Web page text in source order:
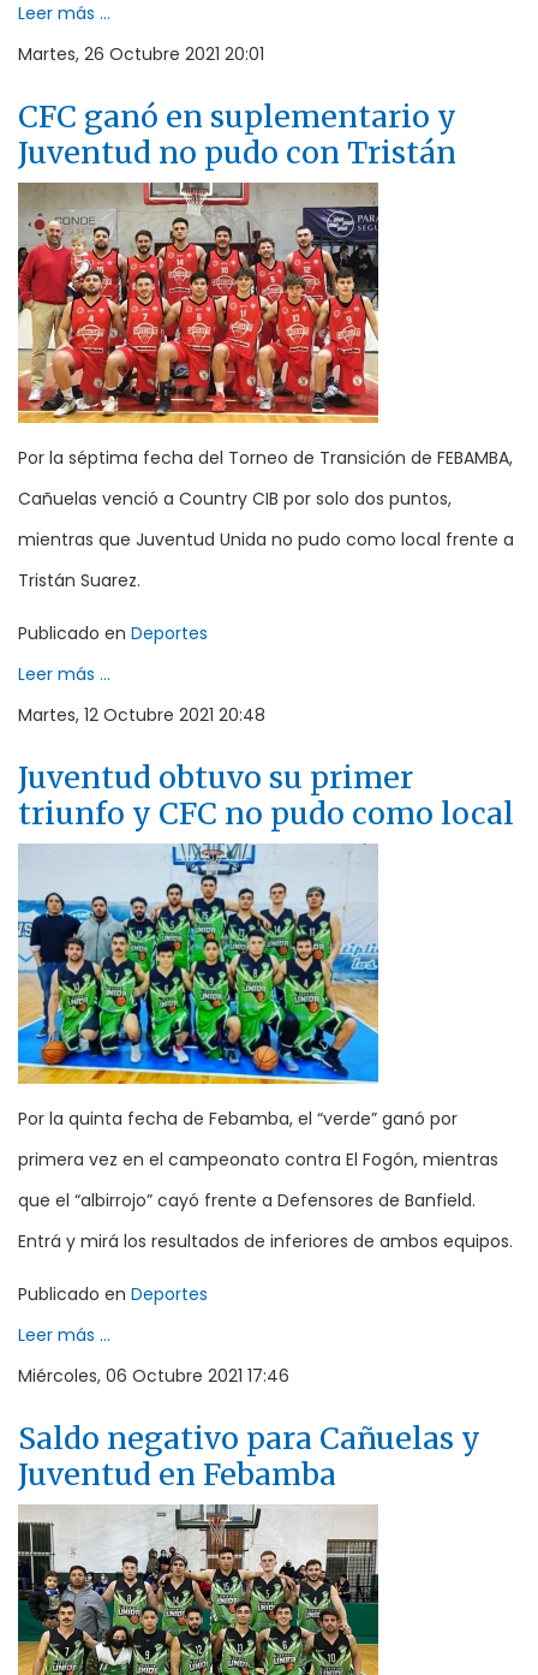
Leer más ...
Martes, 26 Octubre 2021 20:01
CFC ganó en suplementario y
Juventud no pudo con Tristán
Por la séptima fecha del Torneo de Transición de FEBAMBA,
Cañuelas venció a Country CIB por solo dos puntos,
mientras que Juventud Unida no pudo como local frente a
Tristán Suarez.
Publicado en Deportes
Leer más ...
Martes, 12 Octubre 2021 20:48
Juventud obtuvo su primer
triunfo y CFC no pudo como local
Por la quinta fecha de Febamba, el “verde” ganó por
primera vez en el campeonato contra El Fogón, mientras
que el “albirrojo” cayó frente a Defensores de Banfield.
Entrá y mirá los resultados de inferiores de ambos equipos.
Publicado en Deportes
Leer más ...
Miércoles, 06 Octubre 2021 17:46
Saldo negativo para Cañuelas y
Juventud en Febamba